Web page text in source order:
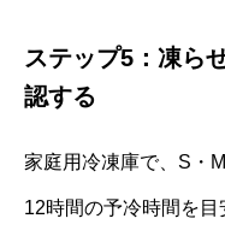
ステップ5：凍ら
認する
家庭用冷凍庫で、S・
12時間の予冷時間を